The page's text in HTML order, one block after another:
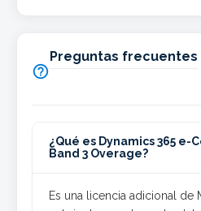

Preguntas frecuentes
¿Qué es Dynamics 365 e-
Band 3 Overage?
Es una licencia adicional de